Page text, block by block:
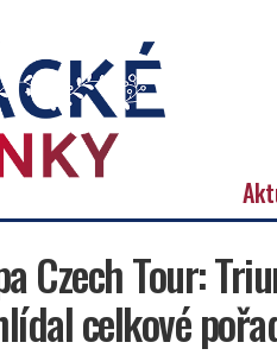
Czech Tour:
celkové